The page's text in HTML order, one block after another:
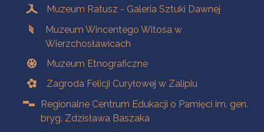
Muzeum Ratusz - Galeria Sztuki Dawnej
Muzeum Wincentego Witosa w
Wierzchosławicach
Muzeum Etnograficzne
Zagroda Felicji Curyłowej w Zalipiu
Regionalne Centrum Edukacji o Pamięci im. gen.
bryg. Zdzisława Baszaka